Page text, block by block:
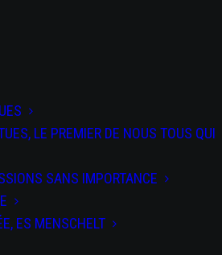
LE PREMIER DE NOUS TOUS QUI
SANS IMPORTANCE
ES MENSCHELT